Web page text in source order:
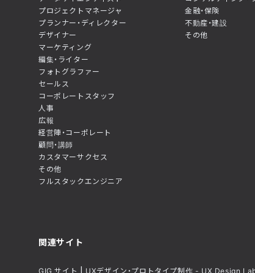
プロジェクトマネージャ
プランナー・ディレクター
デザイナー
マーケティング
編集・ライター
フォトグラファー
セールス
コーポレートスタッフ
人事
広報
経営陣・コーポレート
顧問・講師
カスタマーサクセス
その他
フルスタックエンジニア
金融・保険
不動産・建設
その他
関連サイト
GIG サイト UXデザイン・プロトタイプ制作 - UX Design